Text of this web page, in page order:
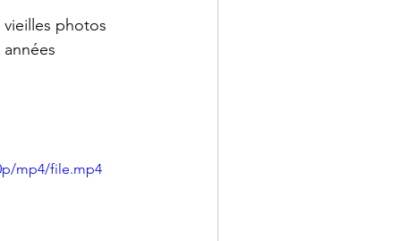
photos
mp4/file.mp4